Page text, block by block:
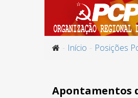
Início Posições
Apontamentos